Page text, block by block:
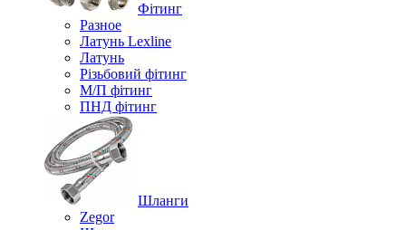
Фітинг
Разное
Латунь Lexline
Латунь
Різьбовий фітинг
М/П фітинг
ПНД фітинг
Шланги
Zegor